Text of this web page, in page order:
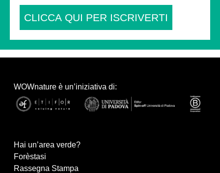
CLICCA QUI PER ISCRIVERTI
WOWnature è un’iniziativa di:
Hai un’area verde?
Forèstasi
Rassegna Stampa